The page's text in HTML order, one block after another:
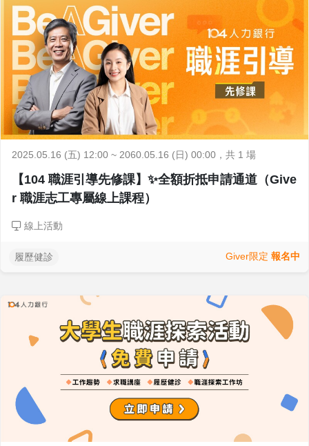
2025.05.16 (五) 12:00 ~ 2060.05.16 (日) 00:00 ，共 1 場
【104 職涯引導先修課】✨全額折抵申請通道（Give
r 職涯志工專屬線上課程）
線上活動
履歷健診 Giver限定 報名中